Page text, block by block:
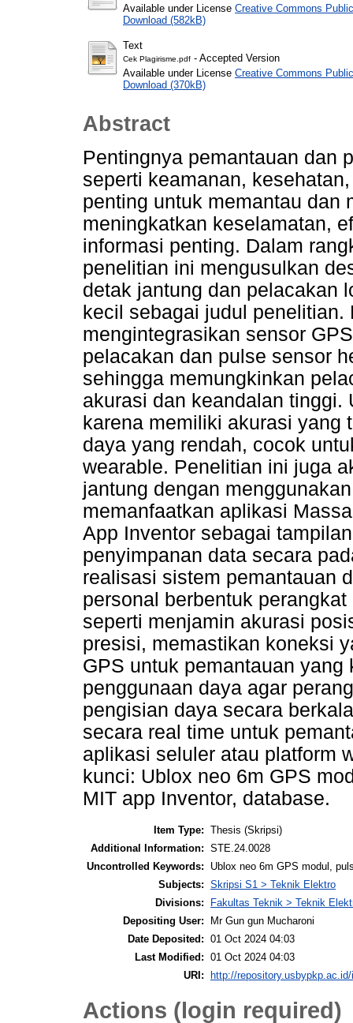
Available under License Creative Commons
Download (582kB)
Text
Cek Plagirisme.pdf - Accepted Version
Available under License Creative Commons
Download (370kB)
Abstract
Pentingnya pemantauan dan
seperti keamanan,
penting untuk memantau dan
meningkatkan keselamatan,
informasi penting. Dalam
penelitian ini mengusulkan
detak jantung dan pelacakan
kecil sebagai judul
mengintegrasikan sensor
pelacakan dan pulse sensor
sehingga memungkinkan
akurasi dan keandalan
karena memiliki akurasi yang
daya yang rendah, cocok
wearable. Penelitian ini juga
jantung dengan
memanfaatkan aplikasi
App Inventor sebagai
penyimpanan data secara
realisasi sistem pemantauan
personal berbentuk
seperti menjamin akurasi
presisi, memastikan koneksi
GPS untuk pemantauan
penggunaan daya agar
pengisian daya secara
secara real time untuk
aplikasi seluler atau platform
kunci: Ublox neo 6m GPS
MIT app Inventor, database.
Item Type: Thesis (Skripsi)
Additional Information: STE.24.0028
Uncontrolled Keywords:
Ublox neo 6m GPS modul,
Subjects: Skripsi S1 > Teknik Elektro
Divisions:
Fakultas Teknik > Teknik
Depositing User:
Mr Gun gun Mucharoni
Date Deposited: 01 Oct 2024 04:03
Last Modified: 01 Oct 2024 04:03
URI:
http://
Actions (login required)